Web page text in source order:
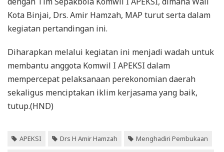
Kota Binjai, Drs. Amir Hamzah, MAP turut serta dalam
kegiatan pertandingan ini.
Diharapkan melalui kegiatan ini menjadi wadah untuk
membantu anggota Komwil I APEKSI dalam
mempercepat pelaksanaan perekonomian daerah
sekaligus menciptakan iklim kerjasama yang baik,
tutup.(HND)
APEKSI Drs H Amir Hamzah Menghadiri Pembukaan